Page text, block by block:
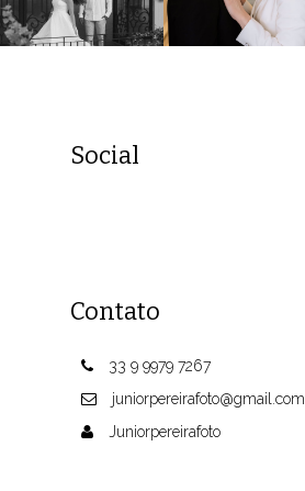
Social
Contato
33 9 9979 7267
juniorpereirafoto@gmail.com
Juniorpereirafoto